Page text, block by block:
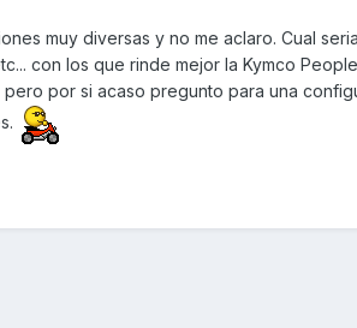
muy diversas y no me aclaro. Cual
con los que rinde mejor la Kymco
por si acaso pregunto para una